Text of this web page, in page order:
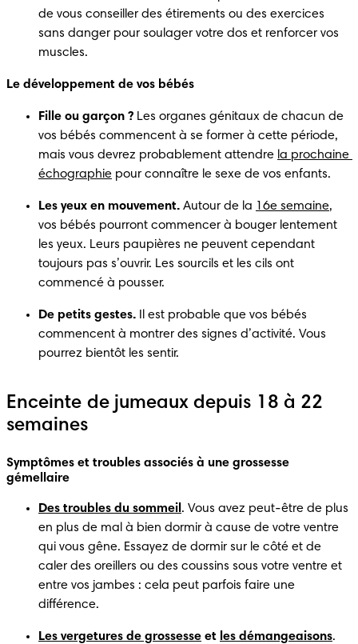
de vous conseiller des étirements ou des exercices
sans danger pour soulager votre dos et renforcer vos
muscles.
Le développement de vos bébés
Fille ou garçon ? Les organes génitaux de chacun de
vos bébés commencent à se former à cette période,
mais vous devrez probablement attendre la prochaine
échographie pour connaître le sexe de vos enfants.
Les yeux en mouvement. Autour de la 16e semaine,
vos bébés pourront commencer à bouger lentement
les yeux. Leurs paupières ne peuvent cependant
toujours pas s’ouvrir. Les sourcils et les cils ont
commencé à pousser.
De petits gestes. Il est probable que vos bébés
commencent à montrer des signes d’activité. Vous
pourrez bientôt les sentir.
Enceinte de jumeaux depuis 18 à 22
semaines
Symptômes et troubles associés à une grossesse
gémellaire
Des troubles du sommeil . Vous avez peut-être de plus
en plus de mal à bien dormir à cause de votre ventre
qui vous gêne. Essayez de dormir sur le côté et de
caler des oreillers ou des coussins sous votre ventre et
entre vos jambes : cela peut parfois faire une
différence.
Les vergetures de grossesse et les démangeaisons.